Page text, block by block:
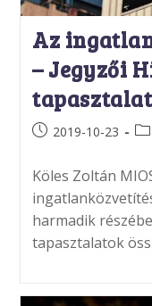
Az
– Jegyzői
Post2019-10-23
Köles Zoltán
harmadik
tapasztalatok